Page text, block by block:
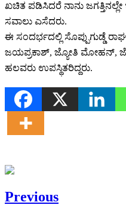
ಖಚಿತ ಪಡಿಸಿದರೆ ನಾನು
ಸವಾಲು ಎಸೆದರು.
ಈ ಸಂದರ್ಭದಲ್ಲಿ ಸೊಪ್ಪುಗುಡ್ಡೆ
ಜಯಪ್ರಕಾಶ್, ಜ್ಯೋತಿ ಮೋಹನ್,
ಹಲವರು ಉಪಸ್ಥಿತರಿದ್ದರು.
Previous